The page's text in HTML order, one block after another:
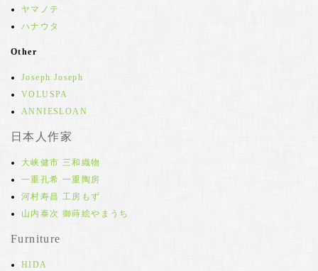
ヤマノテ
ハナウタ
Other
Joseph Joseph
VOLUSPA
ANNIESLOAN
日本人作家
大峡健市 三和織物
一重孔希 一重陶房
河村寿昌 工房もず
山内泰次 御蒔絵やまうち
Furniture
HIDA